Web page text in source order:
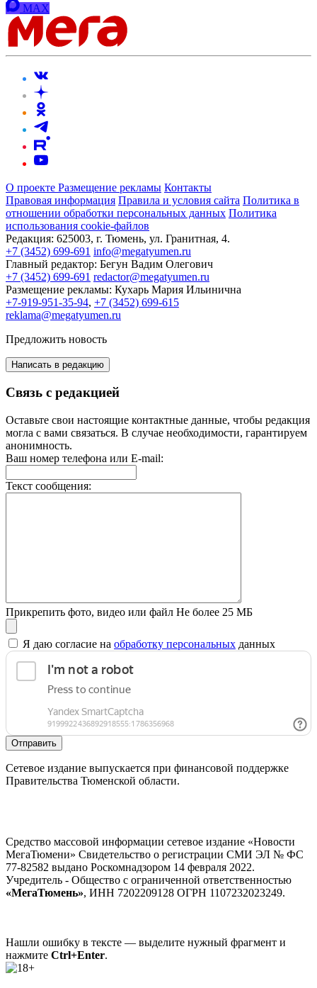
MAX
О проекте Размещение рекламы Контакты
Правовая информация Правила и условия сайта Политика в
отношении обработки персональных данных Политика
использования cookie-файлов
Редакция: 625003, г. Тюмень, ул. Гранитная, 4.
+7 (3452) 699-691 info@megatyumen.ru
Главный редактор: Бегун Вадим Олегович
+7 (3452) 699-691 redactor@megatyumen.ru
Размещение рекламы: Кухарь Мария Ильинична
+7-919-951-35-94, +7 (3452) 699-615
reklama@megatyumen.ru
Предложить новость
Написать в редакцию
Связь с редакцией
Оставьте свои настоящие контактные данные, чтобы редакция
могла с вами связаться. В случае необходимости, гарантируем
анонимность.
Ваш номер телефона или E-mail:
Текст сообщения:
Прикрепить фото, видео или файл Не более 25 МБ
Я даю согласие на обработку персональных данных
Отправить
Сетевое издание выпускается при финансовой поддержке
Правительства Тюменской области.
Средство массовой информации сетевое издание «Новости
МегаТюмени» Свидетельство о регистрации СМИ ЭЛ № ФС
77-82582 выдано Роскомнадзором 14 февраля 2022.
Учредитель - Общество с ограниченной ответственностью
«МегаТюмень», ИНН 7202209128 ОГРН 1107232023249.
Нашли ошибку в тексте — выделите нужный фрагмент и
нажмите Ctrl+Enter.